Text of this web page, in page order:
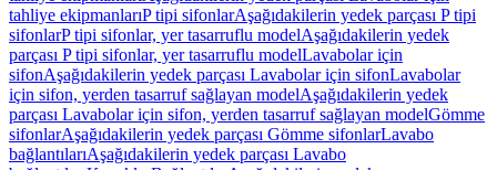
tahliye ekipmanlarıP tipi sifonlarAşağıdakilerin yedek parçası P tipi
sifonlarP tipi sifonlar, yer tasarruflu modelAşağıdakilerin yedek
parçası P tipi sifonlar, yer tasarruflu modelLavabolar için
sifonAşağıdakilerin yedek parçası Lavabolar için sifonLavabolar
için sifon, yerden tasarruf sağlayan modelAşağıdakilerin yedek
parçası Lavabolar için sifon, yerden tasarruf sağlayan modelGömme
sifonlarAşağıdakilerin yedek parçası Gömme sifonlarLavabo
bağlantılarıAşağıdakilerin yedek parçası Lavabo